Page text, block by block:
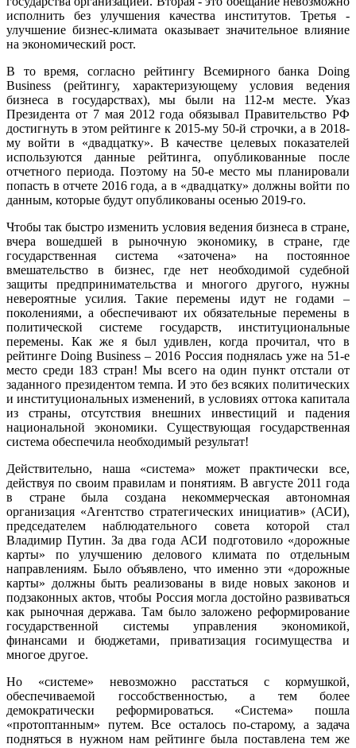
исполнить без улучшения качества институтов. Третья -
улучшение бизнес-климата оказывает значительное влияние
на экономический рост.
В то время, согласно рейтингу Всемирного банка Doing
Business (рейтингу, характеризующему условия ведения
бизнеса в государствах), мы были на 112-м месте. Указ
Президента от 7 мая 2012 года обязывал Правительство РФ
достигнуть в этом рейтинге к 2015-му 50-й строчки, а в 2018-
му войти в «двадцатку». В качестве целевых показателей
используются данные рейтинга, опубликованные после
отчетного периода. Поэтому на 50-е место мы планировали
попасть в отчете 2016 года, а в «двадцатку» должны войти по
данным, которые будут опубликованы осенью 2019-го.
Чтобы так быстро изменить условия ведения бизнеса в стране,
вчера вошедшей в рыночную экономику, в стране, где
государственная система «заточена» на постоянное
вмешательство в бизнес, где нет необходимой судебной
защиты предпринимательства и многого другого, нужны
невероятные усилия. Такие перемены идут не годами –
поколениями, а обеспечивают их обязательные перемены в
политической системе государств, институциональные
перемены. Как же я был удивлен, когда прочитал, что в
рейтинге Doing Business – 2016 Россия поднялась уже на 51-е
место среди 183 стран! Мы всего на один пункт отстали от
заданного президентом темпа. И это без всяких политических
и институциональных изменений, в условиях оттока капитала
из страны, отсутствия внешних инвестиций и падения
национальной экономики. Существующая государственная
система обеспечила необходимый результат!
Действительно, наша «система» может практически все,
действуя по своим правилам и понятиям. В августе 2011 года
в стране была создана некоммерческая автономная
организация «Агентство стратегических инициатив» (АСИ),
председателем наблюдательного совета которой стал
Владимир Путин. За два года АСИ подготовило «дорожные
карты» по улучшению делового климата по отдельным
направлениям. Было объявлено, что именно эти «дорожные
карты» должны быть реализованы в виде новых законов и
подзаконных актов, чтобы Россия могла достойно развиваться
как рыночная держава. Там было заложено реформирование
государственной системы управления экономикой,
финансами и бюджетами, приватизация госимущества и
многое другое.
Но «системе» невозможно расстаться с кормушкой,
обеспечиваемой госсобственностью, а тем более
демократически реформироваться. «Система» пошла
«протоптанным» путем. Все осталось по-старому, а задача
подняться в нужном нам рейтинге была поставлена тем же